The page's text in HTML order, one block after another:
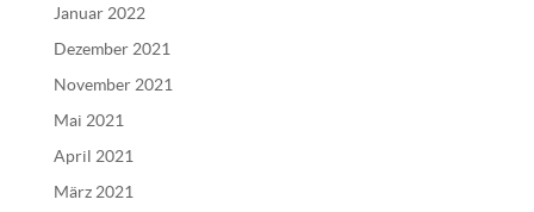
Januar 2022
Dezember 2021
November 2021
Mai 2021
April 2021
März 2021